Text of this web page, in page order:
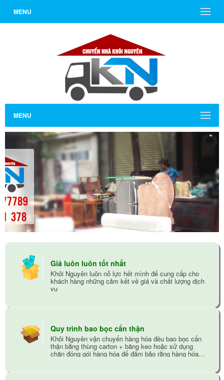
MENU
MENU
Giá luôn luôn tốt nhất
Khôi Nguyên luôn nỗ lực hết mình để cung cấp cho
khách hàng những cảm kết về giá và chất lượng dịch
vụ
Quy trình bao bọc cẩn thận
Khôi Nguyên vận chuyển hàng hóa đều bao bọc cẩn
thận bằng thùng carton + băng keo hoặc sử dụng
chăn đóng gói hàng hóa để đảm bảo rằng hàng hóa